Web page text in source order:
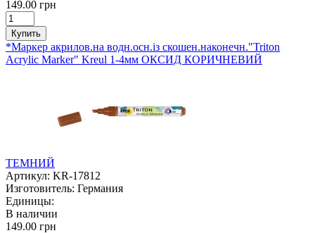
149.00 грн
Купить
*Маркер акрилов.на водн.осн.із скошен.наконечн."Triton
Acrylic Marker" Kreul 1-4мм ОКСИД КОРИЧНЕВИЙ
ТЕМНИЙ
Артикул: KR-17812
Изготовитель: Германия
Единицы:
В наличии
149.00 грн